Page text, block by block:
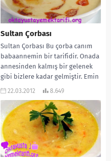
Sultan Çorbası
Sultan Çorbası Bu çorba canım
babaannemin bir tarifidir. Onada
annesinden kalmış bir gelenek
gibi bizlere kadar gelmiştir. Emin
olun ki...
22.03.2012 8.649